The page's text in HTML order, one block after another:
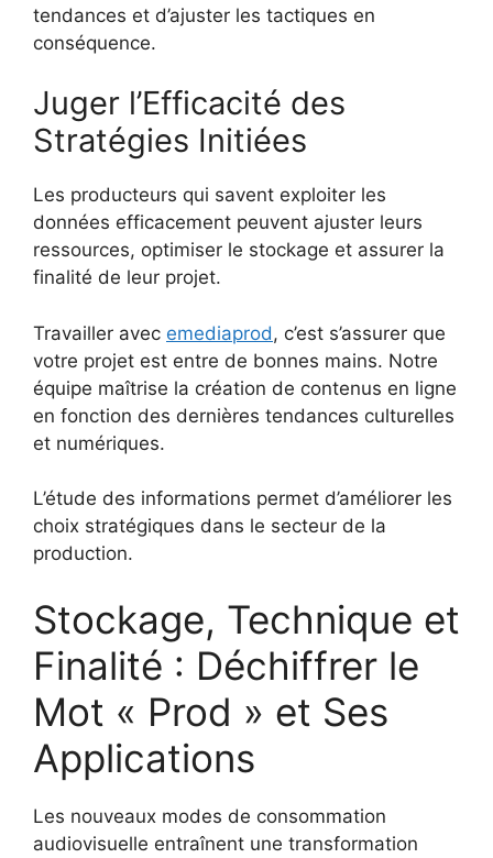
tendances et d’ajuster les tactiques en
conséquence.
Juger l’Efficacité des
Stratégies Initiées
Les producteurs qui savent exploiter les
données efficacement peuvent ajuster leurs
ressources, optimiser le stockage et assurer la
finalité de leur projet.
Travailler avec emediaprod, c’est s’assurer que
votre projet est entre de bonnes mains. Notre
équipe maîtrise la création de contenus en ligne
en fonction des dernières tendances culturelles
et numériques.
L’étude des informations permet d’améliorer les
choix stratégiques dans le secteur de la
production.
Stockage, Technique et
Finalité : Déchiffrer le
Mot « Prod » et Ses
Applications
Les nouveaux modes de consommation
audiovisuelle entraînent une transformation